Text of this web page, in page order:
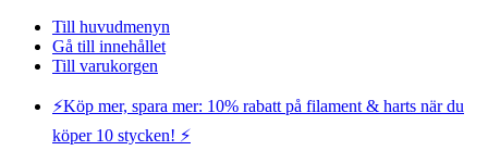
Till huvudmenyn
Gå till innehållet
Till varukorgen
⚡️Köp mer, spara mer: 10% rabatt på filament & harts när du
köper 10 stycken! ⚡️